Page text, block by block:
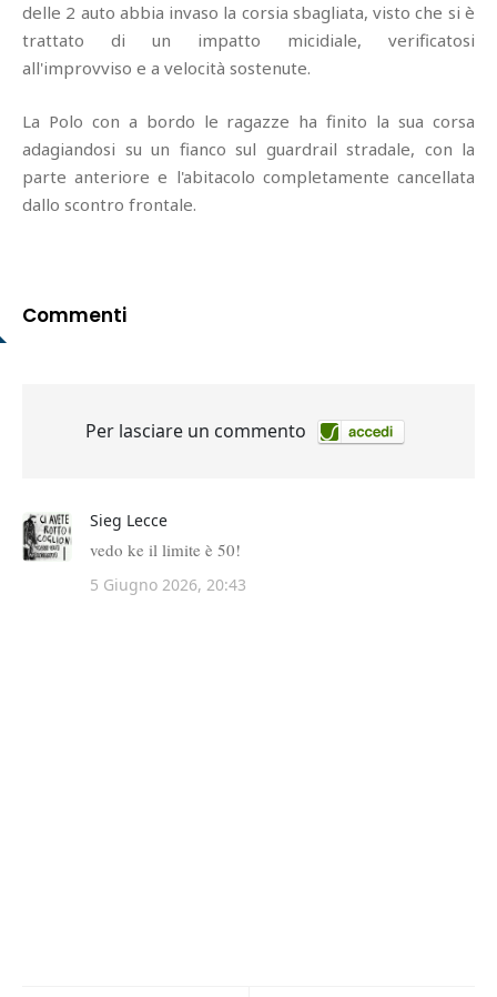
delle 2 auto abbia invaso la corsia sbagliata, visto che si è
trattato di un impatto micidiale, verificatosi
all'improvviso e a velocità sostenute.
La Polo con a bordo le ragazze ha finito la sua corsa
adagiandosi su un fianco sul guardrail stradale, con la
parte anteriore e l'abitacolo completamente cancellata
dallo scontro frontale.
Commenti